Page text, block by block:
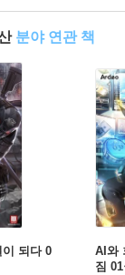
분야 연관 책
되다 0
AI와
짐